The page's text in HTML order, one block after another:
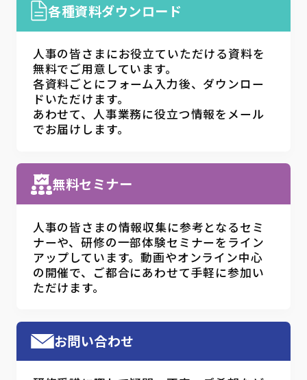
各種資料ダウンロード
人事の皆さまにお役立ていただける資料を
無料でご用意しています。
各資料ごとにフォーム入力後、ダウンロー
ドいただけます。
あわせて、人事業務に役立つ情報をメール
でお届けします。
無料セミナー
人事の皆さまの情報収集に参考となるセミ
ナーや、研修の一部体験セミナーをライン
アップしています。動画やオンライン中心
の開催で、ご都合にあわせて手軽に参加い
ただけます。
お問い合わせ